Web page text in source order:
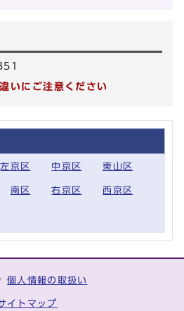
いにご注意ください
左京区 中京区 東山区
南区 右京区 西京区
個人情報の取扱い
イトマップ